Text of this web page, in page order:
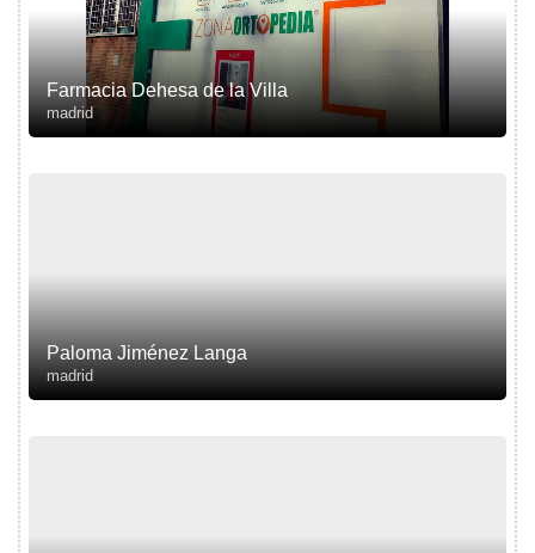
Farmacia Dehesa de la Villa
madrid
Paloma Jiménez Langa
madrid